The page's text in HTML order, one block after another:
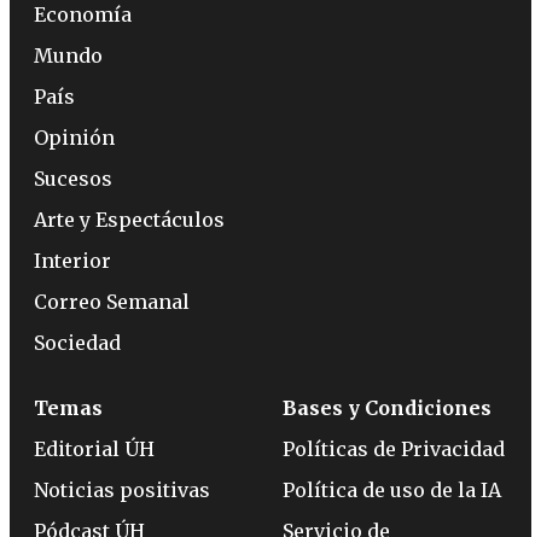
Economía
Mundo
País
Opinión
Sucesos
Arte y Espectáculos
Interior
Correo Semanal
Sociedad
Temas
Editorial ÚH
Noticias positivas
Pódcast ÚH
Bases y Condiciones
Políticas de Privacidad
Política de uso de la IA
Servicio de